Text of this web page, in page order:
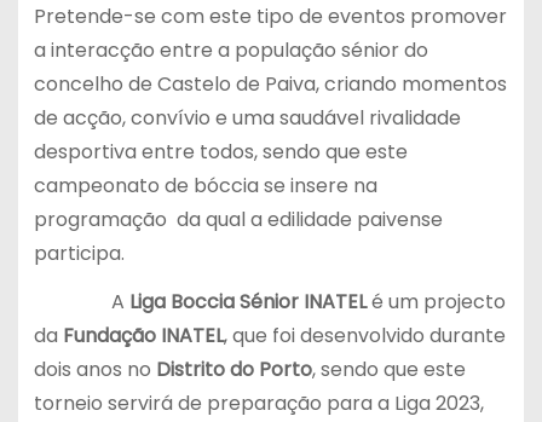
Pretende-se com este tipo de eventos promover
a interacção entre a população sénior do
concelho de Castelo de Paiva, criando momentos
de acção, convívio e uma saudável rivalidade
desportiva entre todos, sendo que este
campeonato de bóccia se insere na
programação da qual a edilidade paivense
participa.
A Liga Boccia Sénior INATELé um projecto
da Fundação INATEL, que foi desenvolvido durante
dois anos no Distrito do Porto, sendo que este
torneio servirá de preparação para a Liga 2023,